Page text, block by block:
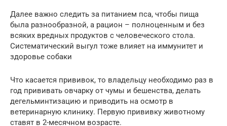
Далее важно следить за питанием пса, чтобы пища
была разнообразной, а рацион – полноценным и без
всяких вредных продуктов с человеческого стола.
Систематический выгул тоже влияет на иммунитет и
здоровье собаки
Что касается прививок, то владельцу необходимо раз в
год прививать овчарку от чумы и бешенства, делать
дегельминтизацию и приводить на осмотр в
ветеринарную клинику. Первую прививку животному
ставят в 2-месячном возрасте.